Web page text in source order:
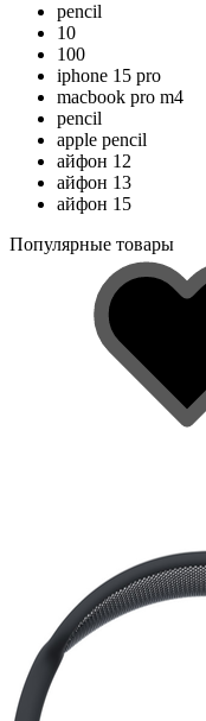
pencil
10
100
iphone 15 pro
macbook pro m4
pencil
apple pencil
айфон 12
айфон 13
айфон 15
Популярные товары